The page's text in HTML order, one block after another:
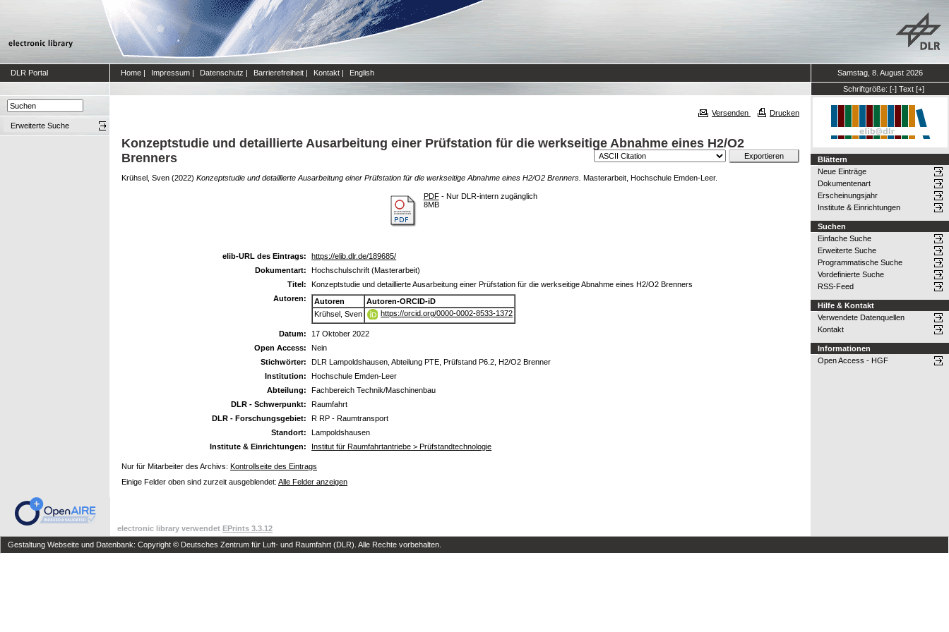
DLR Portal Home | Impressum | Datenschutz | Barrierefreiheit | Kontakt | English
Samstag, 8. August 2026
Schriftgröße: [-] Text [+]
Erweiterte Suche
Versenden Drucken
Konzeptstudie und detaillierte Ausarbeitung einer Prüfstation für die werkseitige Abnahme eines H2/O2
Brenners
Krühsel, Sven (2022) Konzeptstudie und detaillierte Ausarbeitung einer Prüfstation für die werkseitige Abnahme eines H2/O2 Brenners. Masterarbeit, Hochschule Emden-Leer.
PDF- Nur DLR-intern zugänglich
8MB
elib-URL des Eintrags:
https://elib.dlr.de/189685/
Dokumentart:
Hochschulschrift (Masterarbeit)
Titel:
Konzeptstudie und detaillierte Ausarbeitung einer Prüfstation für die werkseitige Abnahme eines H2/O2 Brenners
Autoren:
Autoren
Autoren-ORCID-iD
Krühsel, Sven
https://orcid.org/0000-0002-8533-1372
Datum:
17 Oktober 2022
Open Access:
Nein
Stichwörter:
DLR Lampoldshausen, Abteilung PTE, Prüfstand P6.2, H2/O2 Brenner
Institution:
Hochschule Emden-Leer
Abteilung:
Fachbereich Technik/Maschinenbau
DLR - Schwerpunkt:
Raumfahrt
DLR - Forschungsgebiet:
R RP - Raumtransport
Standort:
Lampoldshausen
Institute & Einrichtungen:
Institut für Raumfahrtantriebe > Prüfstandtechnologie
Nur für Mitarbeiter des Archivs: Kontrollseite des Eintrags
Einige Felder oben sind zurzeit ausgeblendet: Alle Felder anzeigen
Blättern
Neue Einträge
Dokumentenart
Erscheinungsjahr
Institute & Einrichtungen
Suchen
Einfache Suche
Erweiterte Suche
Programmatische Suche
Vordefinierte Suche
RSS-Feed
Hilfe & Kontakt
Verwendete Datenquellen
Kontakt
Informationen
Open Access - HGF
electronic library verwendet EPrints 3.3.12
Gestaltung Webseite und Datenbank: Copyright © Deutsches Zentrum für Luft- und Raumfahrt (DLR). Alle Rechte vorbehalten.